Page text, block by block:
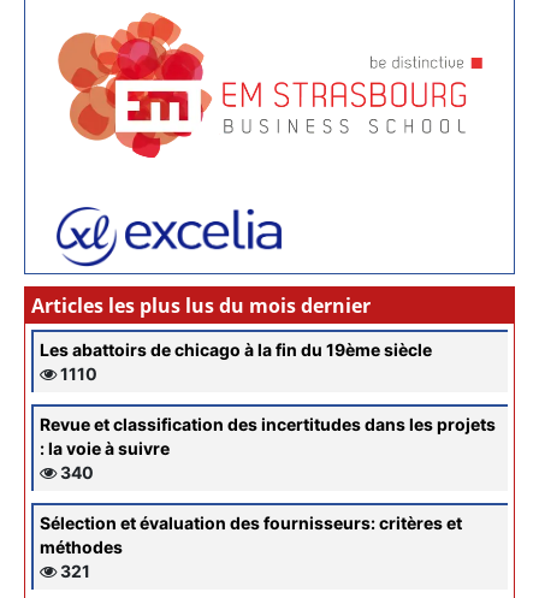
Articles les plus lus du mois dernier
Les abattoirs de chicago à la fin du 19ème siècle
1110
Revue et classification des incertitudes dans les projets
: la voie à suivre
340
Sélection et évaluation des fournisseurs: critères et
méthodes
321